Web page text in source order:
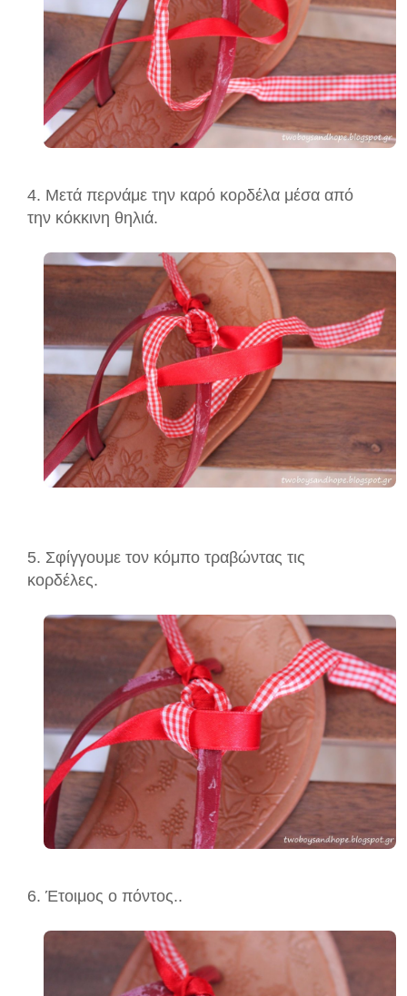
4. Μετά περνάμε την καρό κορδέλα μέσα από
την κόκκινη θηλιά.
5. Σφίγγουμε τον κόμπο τραβώντας τις
κορδέλες.
6. Έτοιμος ο πόντος..